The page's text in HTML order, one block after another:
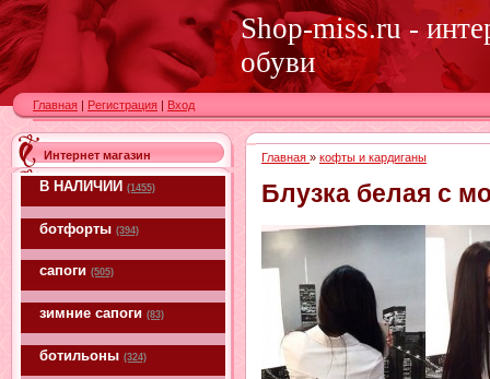
Shop-miss.ru -
обуви
Главная | Регистрация | Вход
Интернет магазин
В НАЛИЧИИ (1455)
ботфорты (394)
сапоги (505)
зимние сапоги (83)
ботильоны (324)
Главная » кофты и кардиганы
Блузка белая с